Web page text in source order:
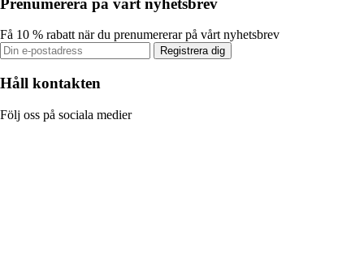
Få 10 % rabatt när du prenumererar på vårt nyhetsbrev
Registrera dig
Håll kontakten
Följ oss på sociala medier